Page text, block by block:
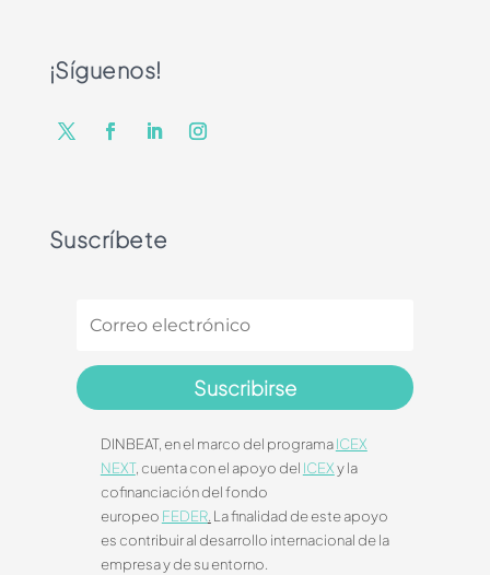
¡Síguenos!
Suscríbete
Suscribirse
DINBEAT, en el marco del programaICEX
NEXT, cuenta con el apoyo del ICEXy la
cofinanciación del fondo
europeo FEDER. La finalidad de este apoyo
es contribuir al desarrollo internacional de la
empresa y de su entorno.